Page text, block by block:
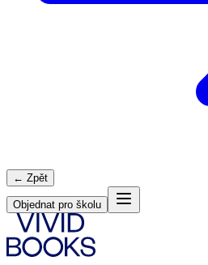
← Zpět
Objednat pro školu